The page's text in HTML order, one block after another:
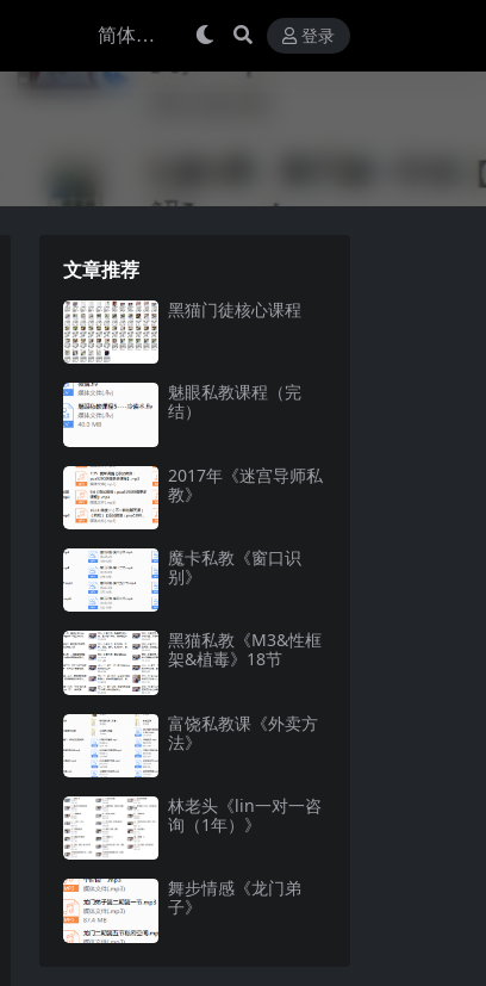
登录
文章推荐
黑猫门徒核心课程
魅眼私教课程（完
结）
2017年《迷宫导师私
教》
魔卡私教《窗口识
别》
黑猫私教《M3&性框
架&植毒》18节
富饶私教课《外卖方
法》
林老头《lin一对一咨
询（1年）》
舞步情感《龙门弟
子》